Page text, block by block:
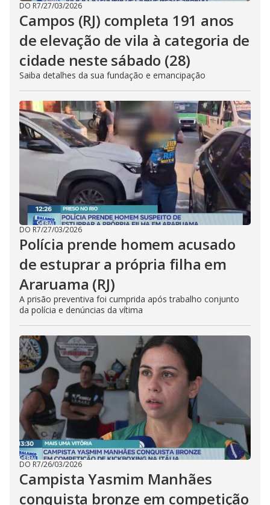
DO R7/27/03/2026
Campos (RJ) completa 191 anos
de elevação de vila à categoria de
cidade neste sábado (28)
Saiba detalhes da sua fundação e emancipação
DO R7/27/03/2026
Polícia prende homem acusado
de estuprar a própria filha em
Araruama (RJ)
A prisão preventiva foi cumprida após trabalho conjunto
da polícia e denúncias da vítima
DO R7/26/03/2026
Campista Yasmim Manhães
conquista bronze em competição